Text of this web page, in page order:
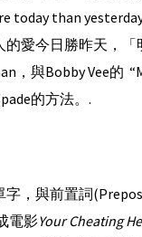
today than
愛今日勝昨天，
，與Bobby Vee的
的方法。.
，與前置詞
電影Your Cheating